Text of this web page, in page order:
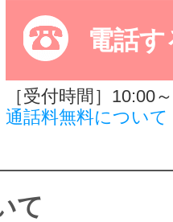
サイトマッ
電話す
［受付時間］10:00
通話料無料について
て